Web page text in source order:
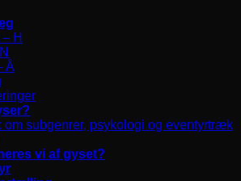
H
Å
om subgenrer, psykologi og eventyrtræk
vi af gyset?